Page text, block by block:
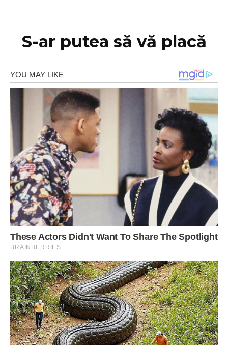
S-ar putea să vă placă